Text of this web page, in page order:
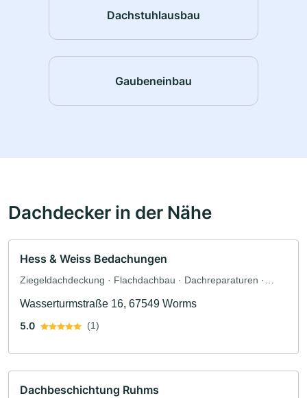
Dachstuhlausbau
Gaubeneinbau
Dachdecker in der Nähe
Hess & Weiss Bedachungen
Ziegeldachdeckung · Flachdachbau · Dachreparaturen ·
Wasserturmstraße 16, 67549 Worms
5.0
(1)
Dachbeschichtung Ruhms